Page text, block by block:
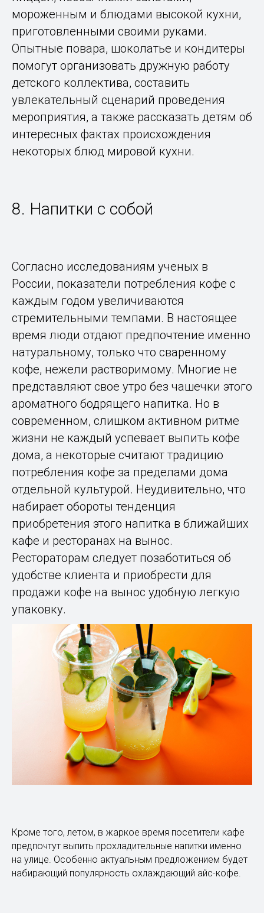
мороженным и блюдами высокой кухни,
приготовленными своими руками.
Опытные повара, шоколатье и кондитеры
помогут организовать дружную работу
детского коллектива, составить
увлекательный сценарий проведения
мероприятия, а также рассказать детям об
интересных фактах происхождения
некоторых блюд мировой кухни.
8. Напитки с собой
Согласно исследованиям ученых в
России, показатели потребления кофе с
каждым годом увеличиваются
стремительными темпами. В настоящее
время люди отдают предпочтение именно
натуральному, только что сваренному
кофе, нежели растворимому. Многие не
представляют свое утро без чашечки этого
ароматного бодрящего напитка. Но в
современном, слишком активном ритме
жизни не каждый успевает выпить кофе
дома, а некоторые считают традицию
потребления кофе за пределами дома
отдельной культурой. Неудивительно, что
набирает обороты тенденция
приобретения этого напитка в ближайших
кафе и ресторанах на вынос.
Рестораторам следует позаботиться об
удобстве клиента и приобрести для
продажи кофе на вынос удобную легкую
упаковку.
Кроме того, летом, в жаркое время посетители кафе
предпочтут выпить прохладительные напитки именно
на улице. Особенно актуальным предложением будет
набирающий популярность охлаждающий айс-кофе.